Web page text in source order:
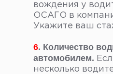
вождения у
ОСАГО в
Укажите ваш
6. Количество
автомобилем.
несколько